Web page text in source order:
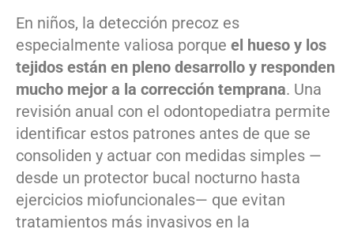
En niños, la detección precoz es
especialmente valiosa porque el hueso y los
tejidos están en pleno desarrollo y responden
mucho mejor a la corrección temprana. Una
revisión anual con el odontopediatra permite
identificar estos patrones antes de que se
consoliden y actuar con medidas simples —
desde un protector bucal nocturno hasta
ejercicios miofuncionales— que evitan
tratamientos más invasivos en la